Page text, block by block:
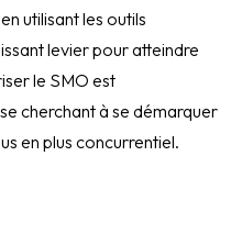
utilisant les outils
levier pour atteindre
le SMO est
cherchant à se démarquer
en plus concurrentiel.